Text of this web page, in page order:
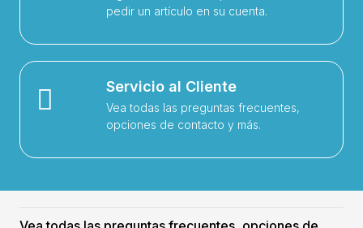
pedir un artículo en su cuenta.
Servicio al Cliente
Vea todas las preguntas frecuentes,
opciones de contacto y más.